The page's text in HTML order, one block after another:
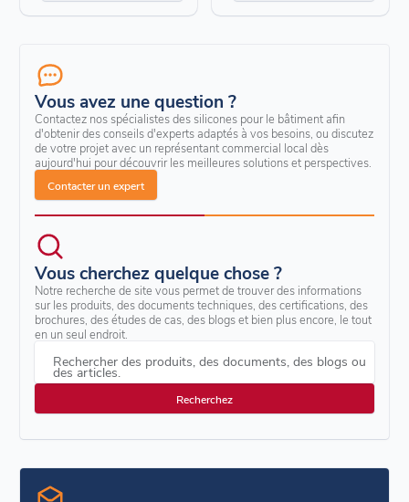
Vous avez une question ?
Contactez nos spécialistes des silicones pour le bâtiment afin
d'obtenir des conseils d'experts adaptés à vos besoins, ou discutez
de votre projet avec un représentant commercial local dès
aujourd'hui pour découvrir les meilleures solutions et perspectives.
Contacter un expert
Vous cherchez quelque chose ?
Notre recherche de site vous permet de trouver des informations
sur les produits, des documents techniques, des certifications, des
brochures, des études de cas, des blogs et bien plus encore, le tout
en un seul endroit.
Rechercher des produits, des documents, des blogs ou
des articles.